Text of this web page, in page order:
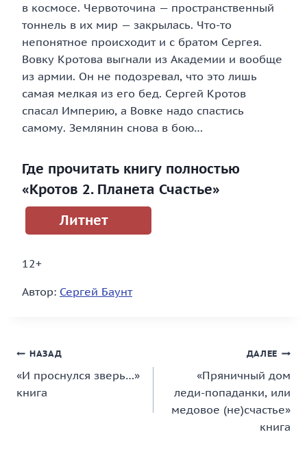
в космосе. Червоточина — пространственный
тоннель в их мир — закрылась. Что-то
непонятное происходит и с братом Сергея.
Вовку Кротова выгнали из Академии и вообще
из армии. Он не подозревал, что это лишь
самая мелкая из его бед. Сергей Кротов
спасал Империю, а Вовке надо спастись
самому. Землянин снова в бою…
Где прочитать книгу полностью
«Кротов 2. Планета Счастье»
Литнет
12+
Автор: Сергей Баунт
Навигация
по
записям
НАЗАД
«И проснулся зверь…»
книга
ДАЛЕЕ
«Пряничный дом
леди-попаданки, или
медовое (не)счастье»
книга